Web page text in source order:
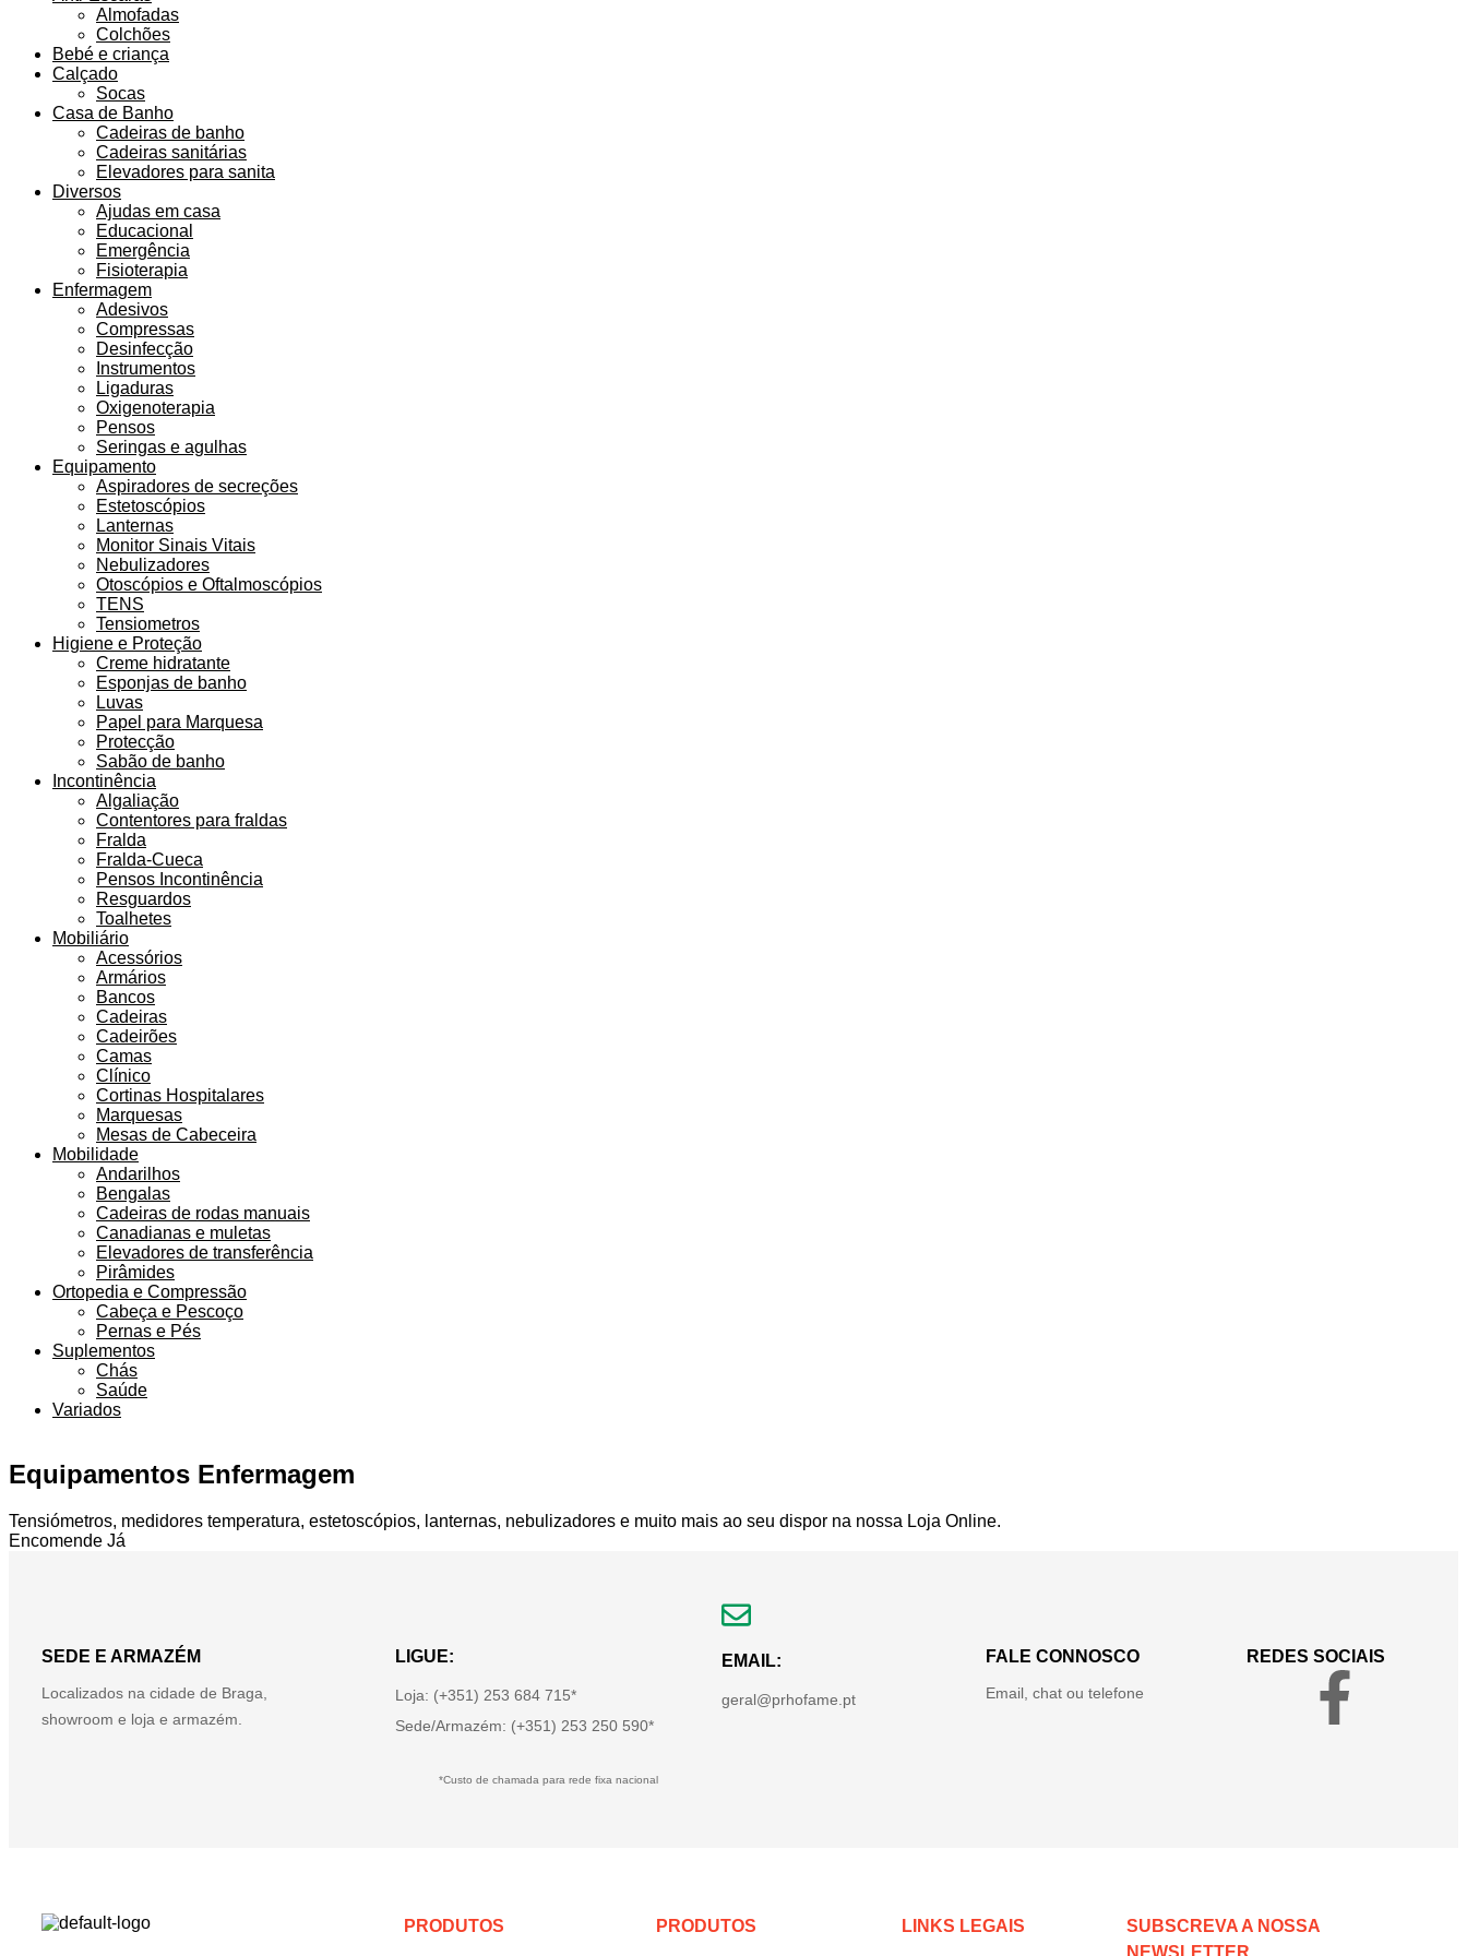
Almofadas
Colchões
Bebé e criança
Calçado
Socas
Casa de Banho
Cadeiras de banho
Cadeiras sanitárias
Elevadores para sanita
Diversos
Ajudas em casa
Educacional
Emergência
Fisioterapia
Enfermagem
Adesivos
Compressas
Desinfecção
Instrumentos
Ligaduras
Oxigenoterapia
Pensos
Seringas e agulhas
Equipamento
Aspiradores de secreções
Estetoscópios
Lanternas
Monitor Sinais Vitais
Nebulizadores
Otoscópios e Oftalmoscópios
TENS
Tensiometros
Higiene e Proteção
Creme hidratante
Esponjas de banho
Luvas
Papel para Marquesa
Protecção
Sabão de banho
Incontinência
Algaliação
Contentores para fraldas
Fralda
Fralda-Cueca
Pensos Incontinência
Resguardos
Toalhetes
Mobiliário
Acessórios
Armários
Bancos
Cadeiras
Cadeirões
Camas
Clínico
Cortinas Hospitalares
Marquesas
Mesas de Cabeceira
Mobilidade
Andarilhos
Bengalas
Cadeiras de rodas manuais
Canadianas e muletas
Elevadores de transferência
Pirâmides
Ortopedia e Compressão
Cabeça e Pescoço
Pernas e Pés
Suplementos
Chás
Saúde
Variados
Equipamentos Enfermagem
Tensiómetros, medidores temperatura, estetoscópios, lanternas, nebulizadores e muito mais ao seu dispor na nossa Loja Online.
Encomende Já
SEDE E ARMAZÉM
Localizados na cidade de Braga,
showroom e loja e armazém.
LIGUE:
Loja: (+351) 253 684 715*
Sede/Armazém: (+351) 253 250 590*
*Custo de chamada para rede fixa nacional
EMAIL:
geral@prhofame.pt
FALE CONNOSCO
Email, chat ou telefone
REDES SOCIAIS
PRODUTOS PRODUTOS LINKS LEGAIS
SUBSCREVA A NOSSA